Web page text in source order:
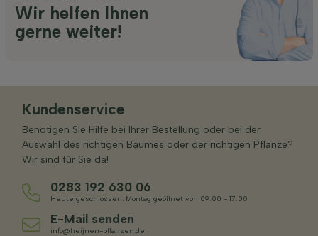
Wir helfen Ihnen
gerne weiter!
Kundenservice
Benötigen Sie Hilfe bei Ihrer Bestellung oder bei der
Auswahl des richtigen Baumes oder der richtigen Pflanze?
Wir sind für Sie da!
0283 192 630 06
Heute geschlossen. Montag geöffnet von 09:00 - 17:00
E-Mail senden
info@heijnen-pflanzen.de